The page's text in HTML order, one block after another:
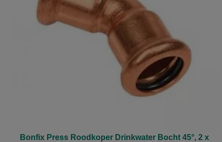
Bonfix Press Roodkoper Drinkwater Bocht 45°, 2 x